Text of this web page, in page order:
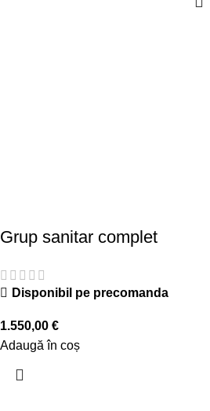
Grup sanitar complet
Disponibil pe precomanda
1.550,00 €
Adaugă în coș